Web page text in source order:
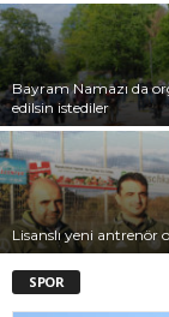
Bayram Namazı da
edilsin istediler
Lisanslı yeni antrenör
SPOR